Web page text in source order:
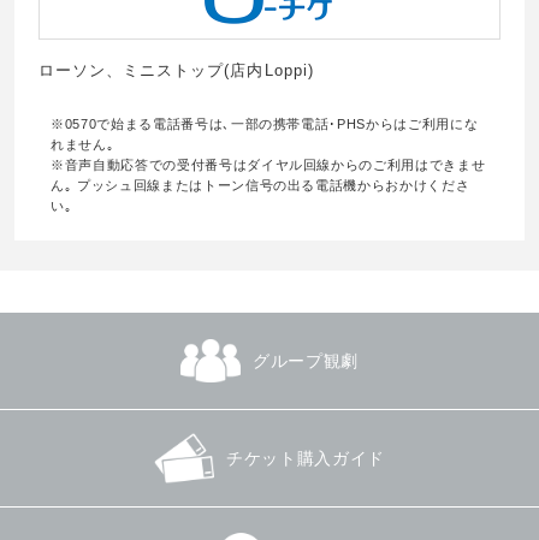
ローソン、ミニストップ(店内Loppi)
※0570で始まる電話番号は､一部の携帯電話･PHSからはご利用にな
れません｡
※音声自動応答での受付番号はダイヤル回線からのご利用はできませ
ん｡ プッシュ回線またはトーン信号の出る電話機からおかけくださ
い｡
グループ観劇
チケット購入ガイド